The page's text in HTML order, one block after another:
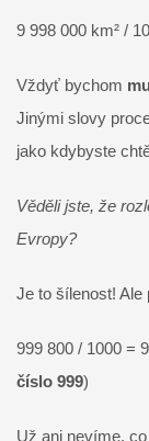
9 998 000 km² /
Vždyť bychom
Jinými slovy
jako kdybyste
Věděli jste, že
Evropy?
Je to šílenost! Ale
999 800 / 1000 =
číslo 999)
Už ani nevíme,